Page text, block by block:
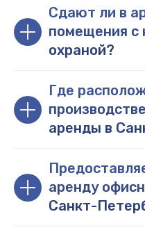
Сдают ли в
помещения с
охраной?
Где
аренды в
аренду
Санкт-